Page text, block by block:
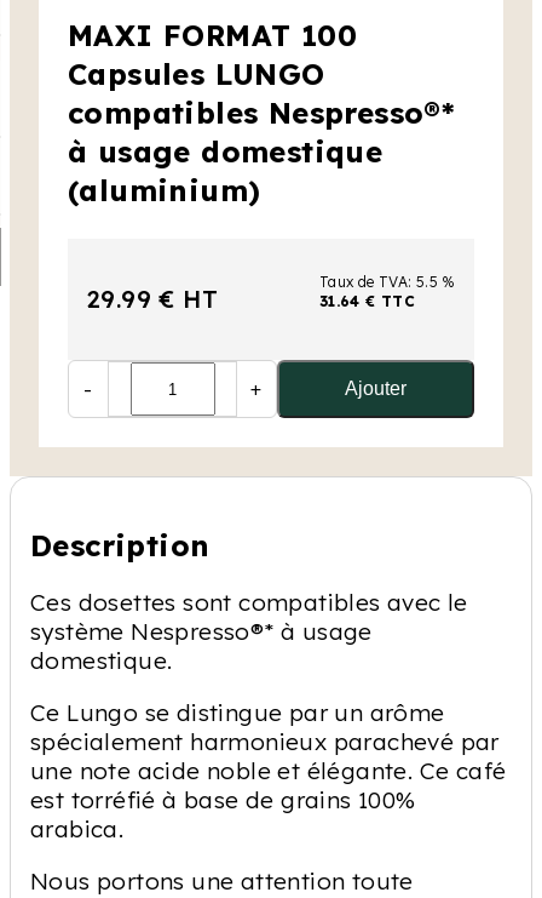
MAXI FORMAT 100
Capsules LUNGO
compatibles Nespresso®*
à usage domestique
(aluminium)
29.99 € HT
Taux de TVA: 5.5 %
31.64 € TTC
- + Ajouter
Description
Ces dosettes sont compatibles avec le
système Nespresso®* à usage
domestique.
Ce Lungo se distingue par un arôme
spécialement harmonieux parachevé par
une note acide noble et élégante. Ce café
est torréfié à base de grains 100%
arabica.
Nous portons une attention toute